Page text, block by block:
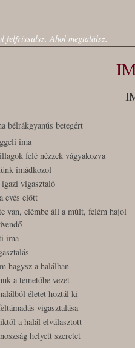
felfrissülsz. Ahol megtalálsz.
bélrákgyanús betegért
ima
felé nézzek vágyakozva
imádkozol
vigasztaló
evés előtt
van, elémbe áll a múlt, felém hajol
ima
hagysz a halálban
a temetőbe vezet
életet hoztál ki
vigasztalása
a halál elválasztott
helyett szeretet